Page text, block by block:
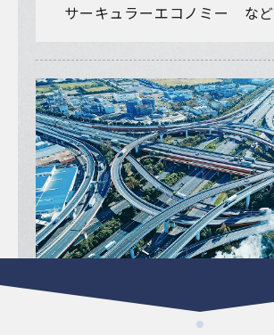
サーキュラーエコノミー など